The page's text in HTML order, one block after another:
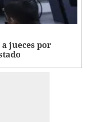
jueces por